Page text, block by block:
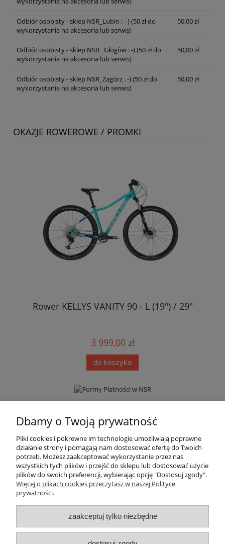
Odbiór osobisty - sklep NSR_Lubin : - )(50 zł do
wykorzystania na akcesoria lub serwis)
50,00 zł
Odbiór osobisty - sklep NSR _Głogów : -)(50 zł do
wykorzystania na akcesoria lub serwis)
50,00 zł
Odbiór osobisty - sklep NSR_Zagórz : -)(50 zł do
wykorzystania na akcesoria lub serwis)
50,00 zł
OKAZJE ROWEROWE / PROMKI
Rower KELLYS VANITY 90 - L (19") / 29"
3 999,00 zł
do koszyka
Informacje
Moje konto
Płatności i dostawa
Kontakt
Dbamy o Twoją prywatność
Pliki cookies i pokrewne im technologie umożliwiają poprawne
działanie strony i pomagają nam dostosować ofertę do Twoich
potrzeb. Możesz zaakceptować wykorzystanie przez nas
wszystkich tych plików i przejść do sklepu lub dostosować użycie
plików do swoich preferencji, wybierając opcję "Dostosuj zgody".
Więcej o plikach cookies przeczytasz w naszej Polityce
prywatności.
zaakceptuj tylko niezbędne